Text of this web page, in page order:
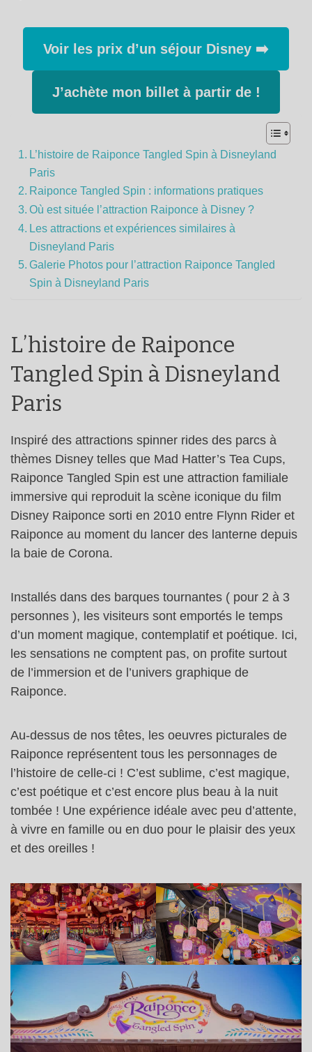
Voir les prix d’un séjour Disney ➡️
J’achète mon billet à partir de !
L’histoire de Raiponce Tangled Spin à Disneyland
Paris
Raiponce Tangled Spin : informations pratiques
Où est située l’attraction Raiponce à Disney ?
Les attractions et expériences similaires à
Disneyland Paris
Galerie Photos pour l’attraction Raiponce Tangled
Spin à Disneyland Paris
L’histoire de Raiponce
Tangled Spin à Disneyland
Paris
Inspiré des attractions spinner rides des parcs à
thèmes Disney telles que Mad Hatter’s Tea Cups,
Raiponce Tangled Spin est une attraction familiale
immersive qui reproduit la scène iconique du film
Disney Raiponce sorti en 2010 entre Flynn Rider et
Raiponce au moment du lancer des lanterne depuis
la baie de Corona.
Installés dans des barques tournantes ( pour 2 à 3
personnes ), les visiteurs sont emportés le temps
d’un moment magique, contemplatif et poétique. Ici,
les sensations ne comptent pas, on profite surtout
de l’immersion et de l’univers graphique de
Raiponce.
Au-dessus de nos têtes, les oeuvres picturales de
Raiponce représentent tous les personnages de
l’histoire de celle-ci ! C’est sublime, c’est magique,
c’est poétique et c’est encore plus beau à la nuit
tombée ! Une expérience idéale avec peu d’attente,
à vivre en famille ou en duo pour le plaisir des yeux
et des oreilles !